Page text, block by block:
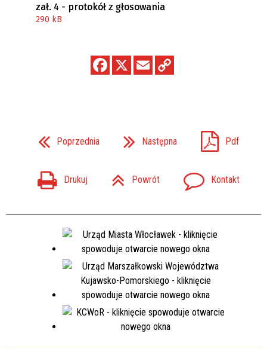
zał. 4 - protokół z głosowania
290 kB
Poprzednia Następna Pdf
Drukuj Powrót Kontakt